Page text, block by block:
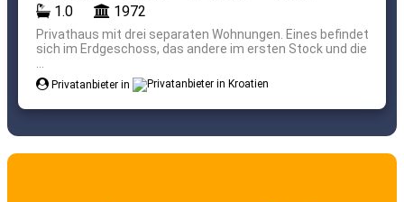
1.0
1972
Privathaus mit drei separaten Wohnungen. Eines befindet
sich im Erdgeschoss, das andere im ersten Stock und die
Privatanbieter in